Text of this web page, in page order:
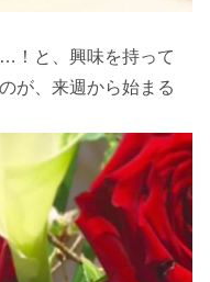
！と、興味を持って
が、来週から始まる